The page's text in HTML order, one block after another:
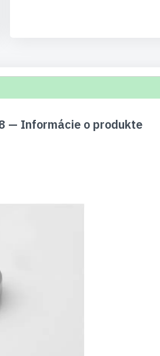
— Informácie o produkte